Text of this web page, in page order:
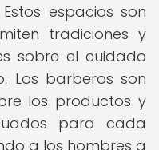
espacios son
tradiciones y
sobre el cuidado
Los barberos son
los productos y
para cada
a los hombres a